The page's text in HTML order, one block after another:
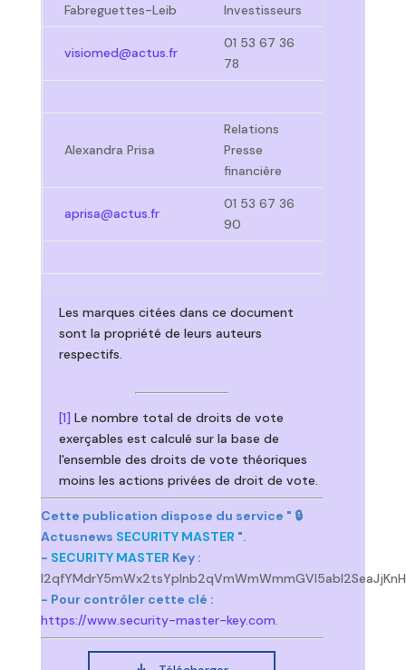
Fabreguettes-Leib
Investisseurs
visiomed@actus.fr
01 53 67 36
78
Alexandra Prisa
Relations
Presse
financière
aprisa@actus.fr
01 53 67 36
90
Les marques citées dans ce document
sont la propriété de leurs auteurs
respectifs.
[1] Le nombre total de droits de vote
exerçables est calculé sur la base de
l'ensemble des droits de vote théoriques
moins les actions privées de droit de vote.
Cette publication dispose du service " 🔒
Actusnews SECURITY MASTER ".
- SECURITY MASTER Key :
- Pour contrôler cette clé :
https://www.security-master-key.com